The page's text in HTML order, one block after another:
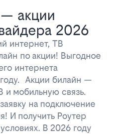
акции
2026
интернет, ТВ
по акции! Выгодное
интернета
Акции билайн —
и мобильную связь.
на подключение
И получить Роутер
В 2026 году